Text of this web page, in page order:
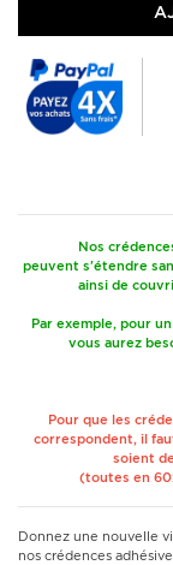
Nos
peuvent s'étendre
ainsi de
Par exemple, pour
vous aurez
Pour que les
correspondent, il
soient
(toutes en
Donnez une nouvelle
nos crédences